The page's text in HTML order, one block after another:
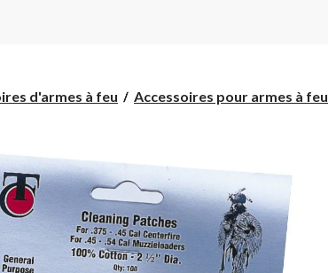
d'armes à feu Accessoires pour armes à feu